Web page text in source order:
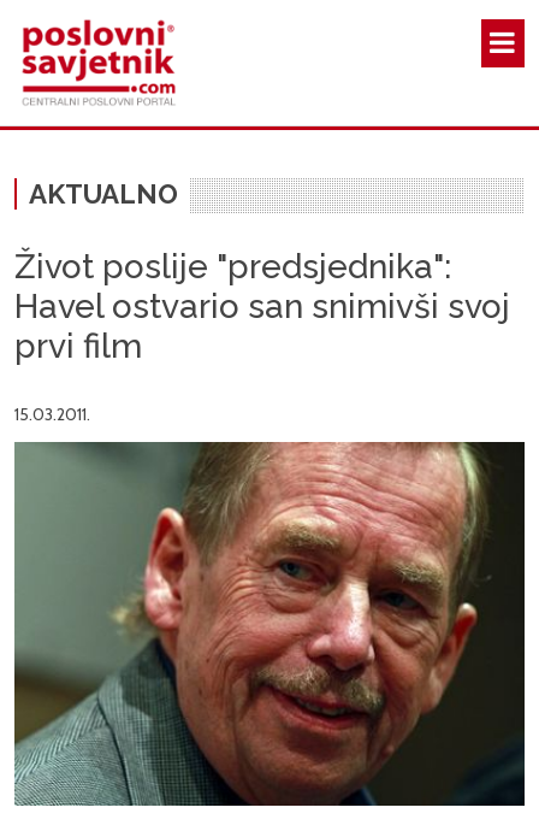
AKTUALNO
Život poslije "predsjednika":
Havel ostvario san snimivši svoj
prvi film
15.03.2011.